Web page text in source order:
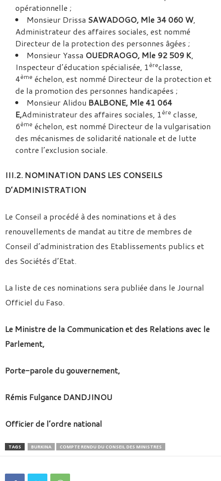
opérationnelle ;
Monsieur Drissa SAWADOGO, Mle 34 060 W,
Administrateur des affaires sociales, est nommé
Directeur de la protection des personnes âgées ;
Monsieur Yassa OUEDRAOGO, Mle 92 509 K,
Inspecteur d’éducation spécialisée, 1èreclasse,
4ème échelon, est nommé Directeur de la protection et
de la promotion des personnes handicapées ;
Monsieur Alidou BALBONE, Mle 41 064
E,Administrateur des affaires sociales, 1ère classe,
6ème échelon, est nommé Directeur de la vulgarisation
des mécanismes de solidarité nationale et de lutte
contre l’exclusion sociale.
III.2. NOMINATION DANS LES CONSEILS
D’ADMINISTRATION
Le Conseil a procédé à des nominations et à des
renouvellements de mandat au titre de membres de
Conseil d’administration des Etablissements publics et
des Sociétés d’Etat.
La liste de ces nominations sera publiée dans le Journal
Officiel du Faso.
Le Ministre de la Communication et des Relations avec le
Parlement,
Porte-parole du gouvernement,
Rémis Fulgance DANDJINOU
Officier de l’ordre national
TAGS BURKINA COMPTE RENDU DU CONSEIL DES MINISTRES